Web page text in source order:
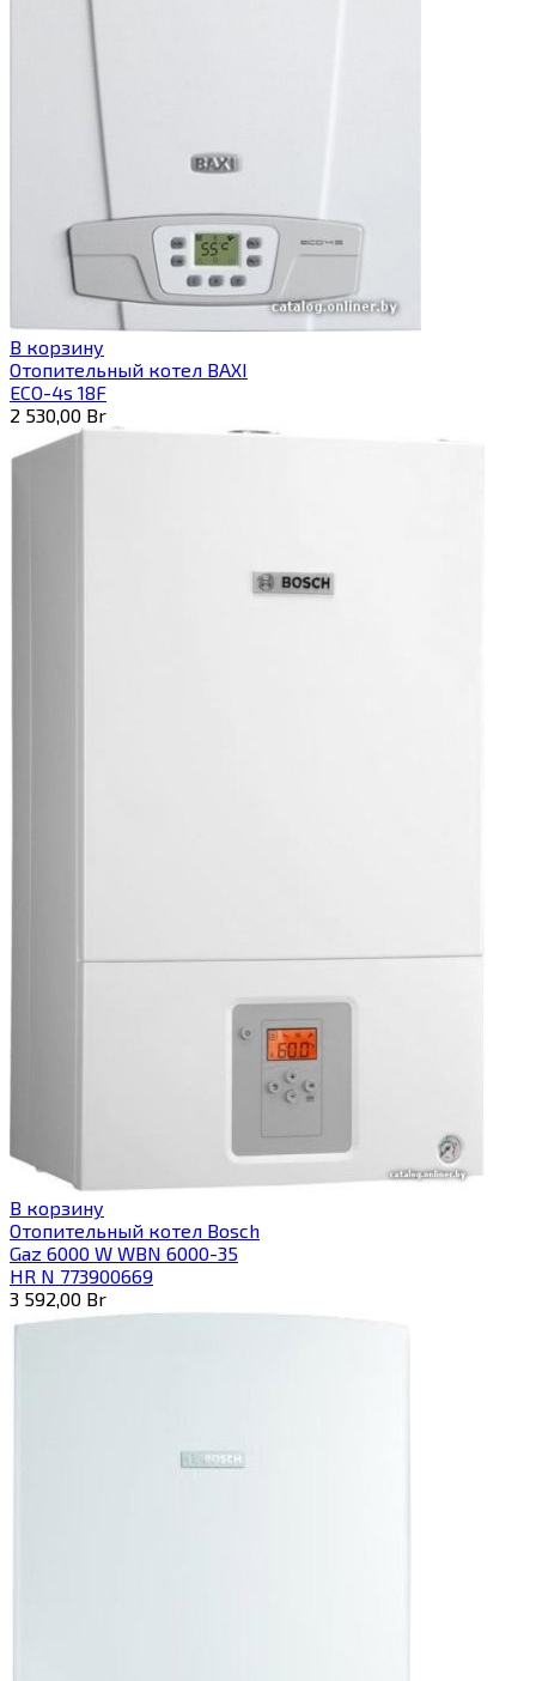
В корзину
Отопительный котел BAXI
ECO-4s 18F
2 530,00 Br
В корзину
Отопительный котел Bosch
Gaz 6000 W WBN 6000-35
HR N 773900669
3 592,00 Br